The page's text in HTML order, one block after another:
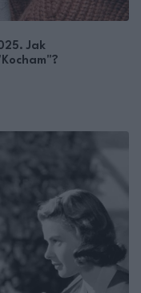
Jak